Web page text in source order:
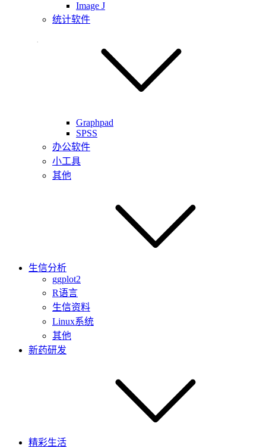
Image J
统计软件
Graphpad
SPSS
办公软件
小工具
其他
生信分析
ggplot2
R语言
生信资料
Linux系统
其他
新药研发
精彩生活